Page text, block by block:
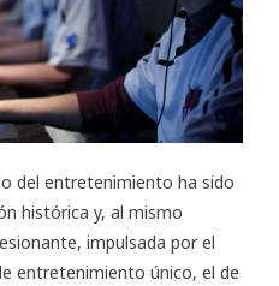
del entretenimiento ha sido
histórica y, al mismo
impulsada por el
entretenimiento único, el de